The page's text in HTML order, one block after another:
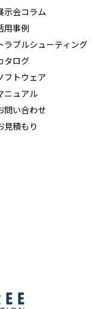
示会コラム
用事例
ラブルシューティング
タログ
フトウェア
ニュアル
問い合わせ
見積もり